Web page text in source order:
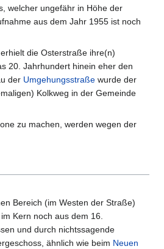
welcher ungefähr in Höhe der
aus dem Jahr 1955 ist noch
die Osterstraße ihre(n)
20. Jahrhundert hinein eher den
der Umgehungsstraße wurde der
Kolkweg in der Gemeinde
zu machen, werden wegen der
Bereich (im Westen der Straße)
Kern noch aus dem 16.
und durch nichtssagende
ähnlich wie beim Neuen